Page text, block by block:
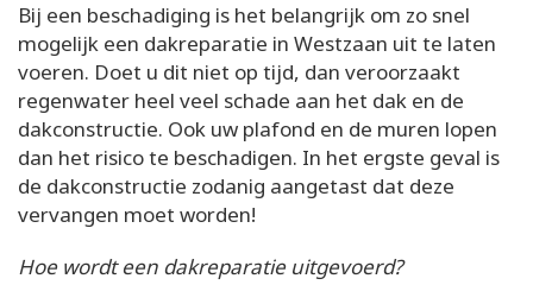
Bij een beschadiging is het belangrijk om zo snel
mogelijk een dakreparatie in Westzaan uit te laten
voeren. Doet u dit niet op tijd, dan veroorzaakt
regenwater heel veel schade aan het dak en de
dakconstructie. Ook uw plafond en de muren lopen
dan het risico te beschadigen. In het ergste geval is
de dakconstructie zodanig aangetast dat deze
vervangen moet worden!
Hoe wordt een dakreparatie uitgevoerd?